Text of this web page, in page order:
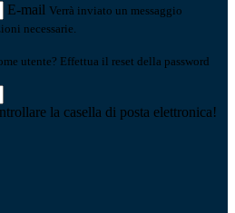
E-mail Verrà inviato un messaggio
necessarie.
utente? Effettua il reset della password
la casella di posta elettronica!